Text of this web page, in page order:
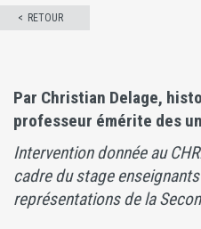
RETOUR
Par Christian Delage,
professeur émérite des
Intervention donnée au
cadre du stage
représentations de la